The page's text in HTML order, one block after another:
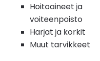
Hoitoaineet ja
voiteenpoisto
Harjat ja korkit
Muut tarvikkeet